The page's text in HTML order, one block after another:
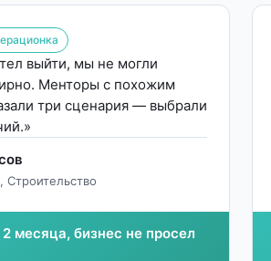
выйти, мы не могли
Менторы с похожим
три сценария — выбрали
Строительство
месяца, бизнес не просел